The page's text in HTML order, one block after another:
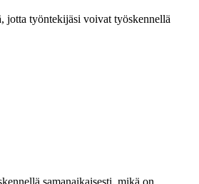
jotta työntekijäsi voivat työskennellä
samanaikaisesti, mikä on